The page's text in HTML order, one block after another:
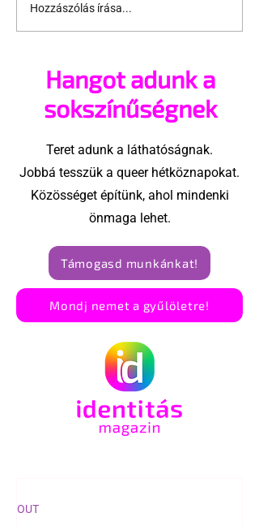
Öt tipp, hogy a
hármas szex
Hozzászólás írása...
Hangot adunk a
sokszínűségnek
Teret adunk a láthatóságnak.
Jobbá tesszük a queer hétköznapokat.
Közösséget építünk, ahol mindenki
önmaga lehet.
Támogasd munkánkat!
Mondj nemet a gyűlöletre!
OUT